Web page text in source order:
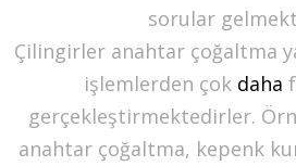
sorular
Çilingirler anahtar çoğaltma
işlemlerden çok daha
gerçekleştirmektedirler.
anahtar çoğaltma, kepenk